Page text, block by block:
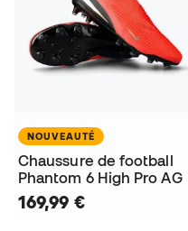
NOUVEAUTÉ
Chaussure de football
Phantom 6 High Pro AG
169,99 €